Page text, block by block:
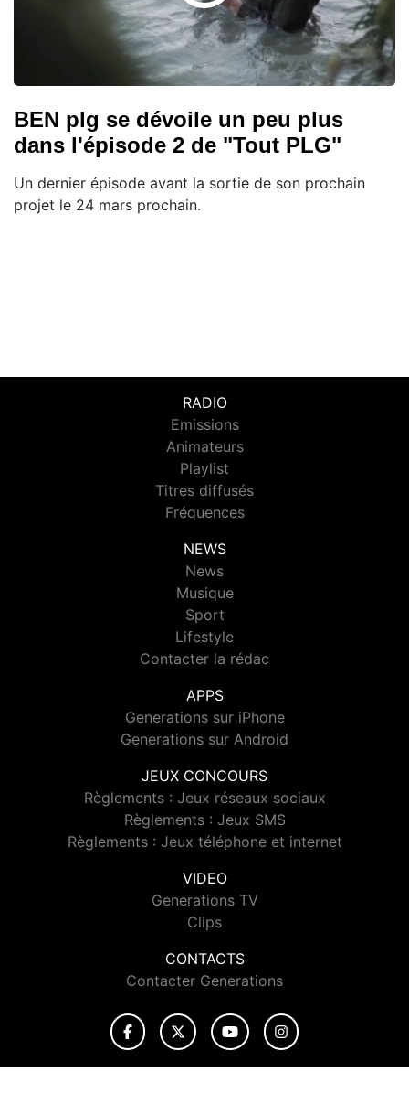
BEN plg se dévoile un peu plus
dans l'épisode 2 de "Tout PLG"
Un dernier épisode avant la sortie de son prochain
projet le 24 mars prochain.
RADIO
Emissions
Animateurs
Playlist
Titres diffusés
Fréquences
NEWS
News
Musique
Sport
Lifestyle
Contacter la rédac
APPS
Generations sur iPhone
Generations sur Android
JEUX CONCOURS
Règlements : Jeux réseaux sociaux
Règlements : Jeux SMS
Règlements : Jeux téléphone et internet
VIDEO
Generations TV
Clips
CONTACTS
Contacter Generations